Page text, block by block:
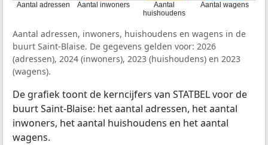
Aantal adressen Aantal inwoners
Aantal
huishoudens
Aantal wagens
Aantal adressen, inwoners, huishoudens en wagens in de
buurt Saint-Blaise. De gegevens gelden voor: 2026
(adressen), 2024 (inwoners), 2023 (huishoudens) en 2023
(wagens).
De grafiek toont de kerncijfers van STATBEL voor de
buurt Saint-Blaise: het aantal adressen, het aantal
inwoners, het aantal huishoudens en het aantal
wagens.